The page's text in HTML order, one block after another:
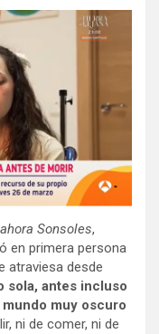
Sonsoles,
en primera persona
atraviesa desde
sola, antes incluso
muy oscuro
ni de comer, ni de